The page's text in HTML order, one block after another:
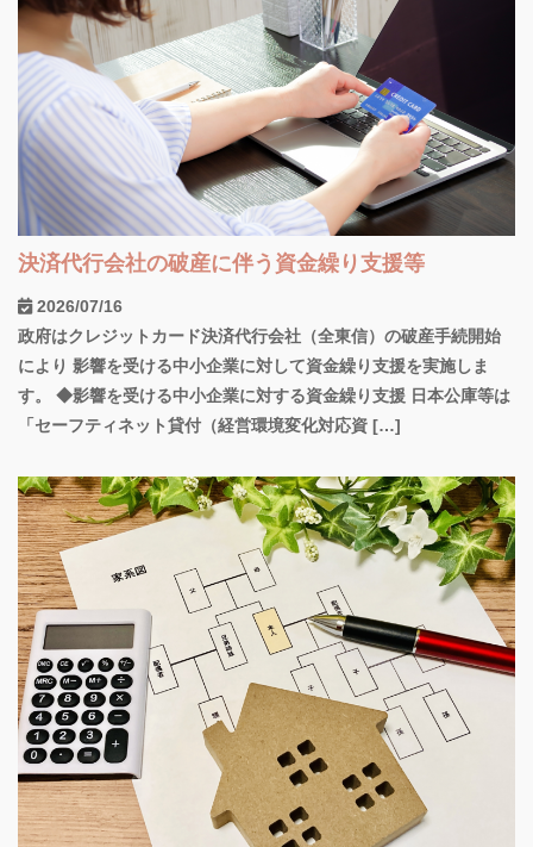
決済代行会社の破産に伴う資金繰り支援等
2026/07/16
政府はクレジットカード決済代行会社（全東信）の破産手続開始
により 影響を受ける中小企業に対して資金繰り支援を実施しま
す。 ◆影響を受ける中小企業に対する資金繰り支援 日本公庫等は
「セーフティネット貸付（経営環境変化対応資 […]